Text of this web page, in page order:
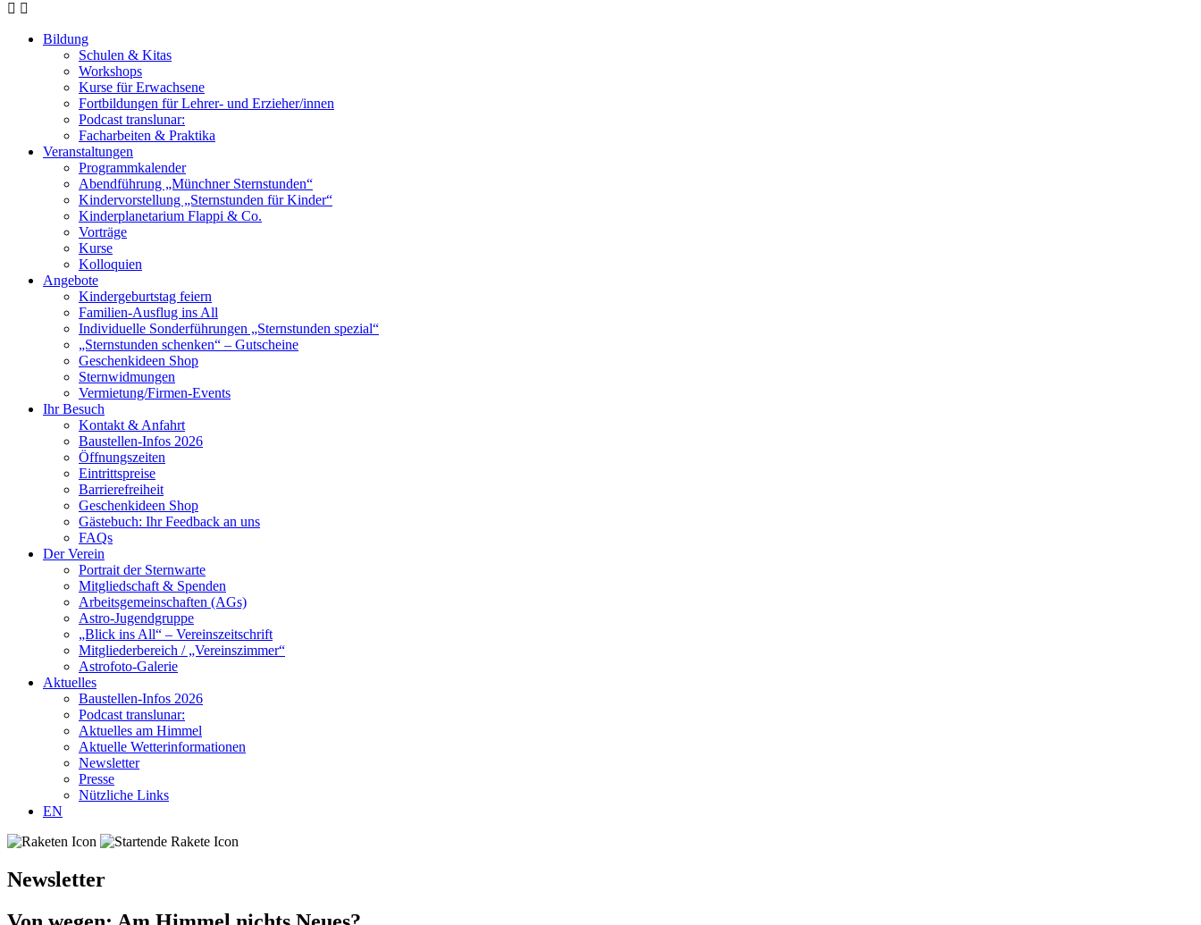
Bildung
Schulen & Kitas
Workshops
Kurse für Erwachsene
Fortbildungen für Lehrer- und Erzieher/innen
Podcast translunar:
Facharbeiten & Praktika
Veranstaltungen
Programmkalender
Abendführung „Münchner Sternstunden“
Kindervorstellung „Sternstunden für Kinder“
Kinderplanetarium Flappi & Co.
Vorträge
Kurse
Kolloquien
Angebote
Kindergeburtstag feiern
Familien-Ausflug ins All
Individuelle Sonderführungen „Sternstunden spezial“
„Sternstunden schenken“ – Gutscheine
Geschenkideen Shop
Sternwidmungen
Vermietung/Firmen-Events
Ihr Besuch
Kontakt & Anfahrt
Baustellen-Infos 2026
Öffnungszeiten
Eintrittspreise
Barrierefreiheit
Geschenkideen Shop
Gästebuch: Ihr Feedback an uns
FAQs
Der Verein
Portrait der Sternwarte
Mitgliedschaft & Spenden
Arbeitsgemeinschaften (AGs)
Astro-Jugendgruppe
„Blick ins All“ – Vereinszeitschrift
Mitgliederbereich / „Vereinszimmer“
Astrofoto-Galerie
Aktuelles
Baustellen-Infos 2026
Podcast translunar:
Aktuelles am Himmel
Aktuelle Wetterinformationen
Newsletter
Presse
Nützliche Links
EN
Newsletter